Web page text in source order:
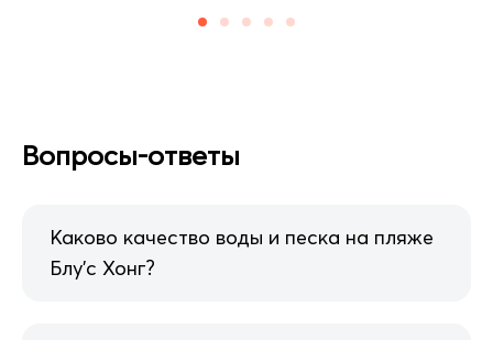
Вопросы-ответы
Каково качество воды и песка на пляже
Блу'с Хонг?